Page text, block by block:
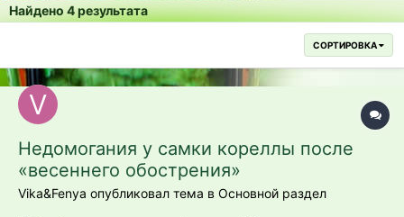
Найдено 4 результата
СОРТИРОВКА
Недомогания у самки кореллы после
«весеннего обострения»
Vika&Fenya опубликовал тема в Основной раздел